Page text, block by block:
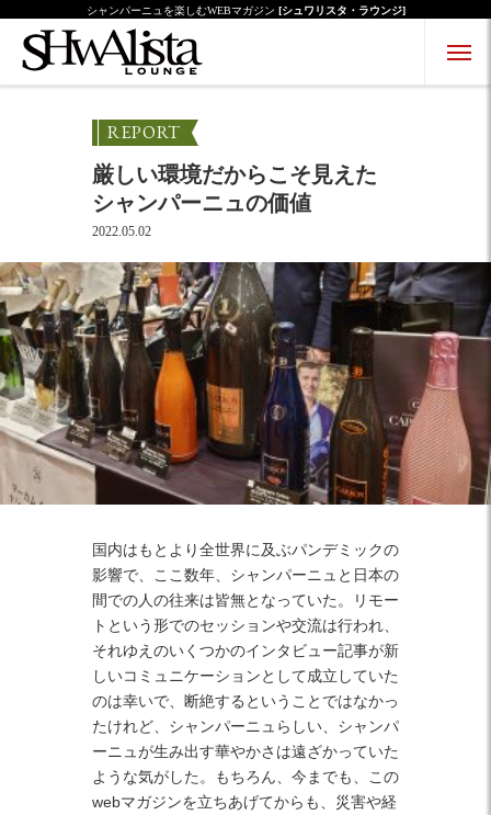
シャンパーニュを楽しむWEBマガジン [シュワリスタ・ラウンジ]
REPORT
厳しい環境だからこそ見えた
シャンパーニュの価値
2022.05.02
国内はもとより全世界に及ぶパンデミックの
影響で、ここ数年、シャンパーニュと日本の
間での人の往来は皆無となっていた。リモー
トという形でのセッションや交流は行われ、
それゆえのいくつかのインタビュー記事が新
しいコミュニケーションとして成立していた
のは幸いで、断絶するということではなかっ
たけれど、シャンパーニュらしい、シャンパ
ーニュが生み出す華やかさは遠ざかっていた
ような気がした。もちろん、今までも、この
webマガジンを立ちあげてからも、災害や経